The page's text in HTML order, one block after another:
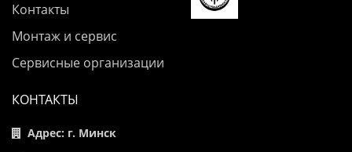
Контакты
Монтаж и сервис
Сервисные организации
КОНТАКТЫ
Адрес: г. Минск